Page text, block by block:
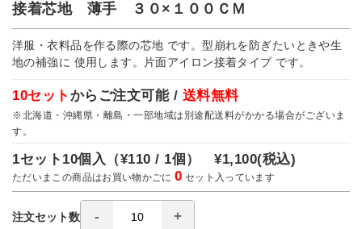
接着芯地 薄手 ３０×１００ＣＭ
洋服・衣料品を作る際の芯地 です。型崩れを防ぎたいときや生
地の補強に 使用します。片面アイロン接着タイプ です。
10セット からご注文可能 / 送料無料
※北海道・沖縄県・離島・一部地域は別途配送料がかかる場合がございま
す。
1セット10個入（¥110 / 1個）¥1,100(税込)
ただいまこの商品はお買い物かごに0 セット入っています
注文セット数